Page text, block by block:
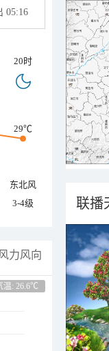
05:16
20时
29℃
东北风
3-4级
力风向
温: 26.6℃
联播